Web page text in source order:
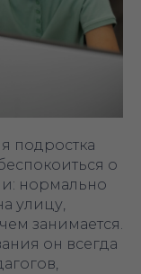
подростка
о
нормально
улицу,
занимается.
он всегда